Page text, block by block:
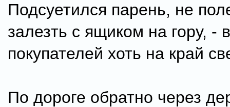
Подсуетился парень, не
залезть с ящиком на гору, -
покупателей хоть на край
По дороге обратно через